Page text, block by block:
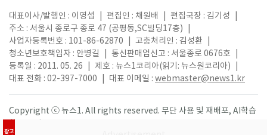
광고
대표이사/발행인 : 이영섭 편집인 : 채원배 편집국장 : 김기성
주소 : 서울시 종로구 종로 47 (공평동,SC빌딩17층)
사업자등록번호 : 101-86-62870
고충처리인 : 김성환
청소년보호책임자 : 안병길
통신판매업신고 : 서울종로 0676호
등록일 : 2011. 05. 26
제호 : 뉴스1코리아(읽기: 뉴스원코리아)
대표 전화 : 02-397-7000
대표 이메일 : webmaster@news1.kr
Copyright ⓒ 뉴스1. All rights reserved. 무단 사용 및 재배포, AI학습